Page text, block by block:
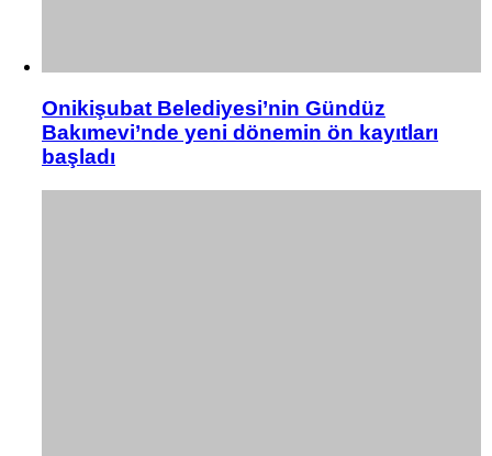
Onikişubat Belediyesi’nin Gündüz
Bakımevi’nde yeni dönemin ön kayıtları
başladı